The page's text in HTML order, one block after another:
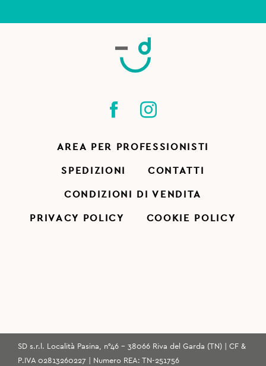
AREA PER PROFESSIONISTI
SPEDIZIONI CONTATTI
CONDIZIONI DI VENDITA
PRIVACY POLICY COOKIE POLICY
SD s.r.l. Località Pasina, n°46 - 38066 Riva del Garda (TN) | CF &
P.IVA 02813260227 | Numero REA: TN-251756